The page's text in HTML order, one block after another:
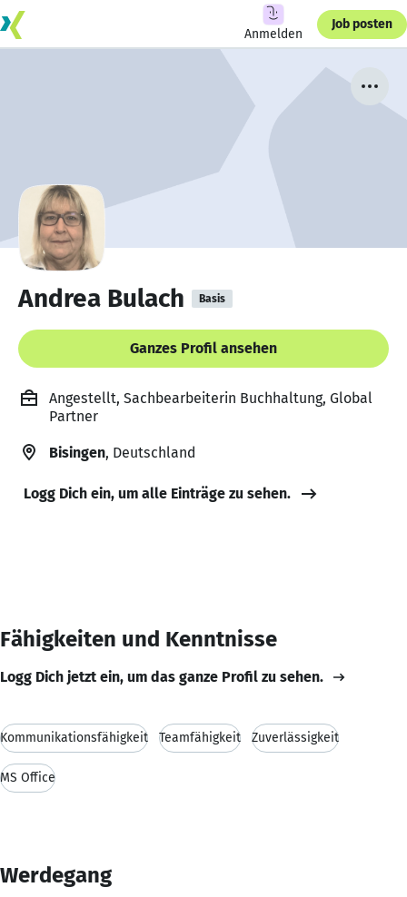
Anmelden
Job posten
Andrea Bulach Basis
Ganzes Profil ansehen
Angestellt, Sachbearbeiterin Buchhaltung, Global
Partner
Bisingen, Deutschland
Logg Dich ein, um alle Einträge zu sehen.
Fähigkeiten und Kenntnisse
Logg Dich jetzt ein, um das ganze Profil zu sehen.
Kommunikationsfähigkeit Teamfähigkeit Zuverlässigkeit
MS Office
Werdegang